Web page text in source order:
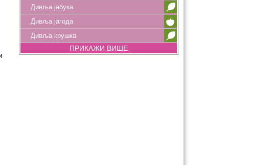
Дивља јабука
Дивља јагода
Дивља крушка
ПРИКАЖИ ВИШЕ